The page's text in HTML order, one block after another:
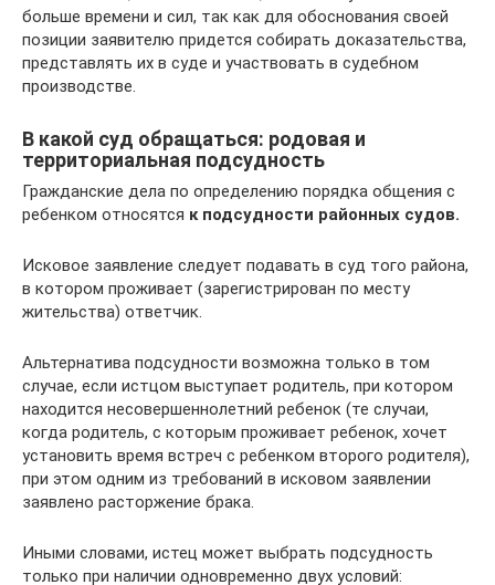
больше времени и сил, так как для обоснования своей
позиции заявителю придется собирать доказательства,
представлять их в суде и участвовать в судебном
производстве.
В какой суд обращаться: родовая и
территориальная подсудность
Гражданские дела по определению порядка общения с
ребенком относятся к подсудности районных судов.
Исковое заявление следует подавать в суд того района,
в котором проживает (зарегистрирован по месту
жительства) ответчик.
Альтернатива подсудности возможна только в том
случае, если истцом выступает родитель, при котором
находится несовершеннолетний ребенок (те случаи,
когда родитель, с которым проживает ребенок, хочет
установить время встреч с ребенком второго родителя),
при этом одним из требований в исковом заявлении
заявлено расторжение брака.
Иными словами, истец может выбрать подсудность
только при наличии одновременно двух условий: